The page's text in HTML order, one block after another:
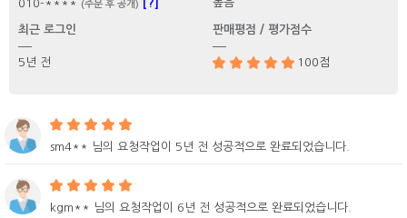
010-**** (주문 후 공개) [?]
최근 로그인
5년 전
판매평점 / 평가점수
100점
sm4** 님의 요청작업이 5년 전 성공적으로 완료되었습니다.
kgm** 님의 요청작업이 6년 전 성공적으로 완료되었습니다.